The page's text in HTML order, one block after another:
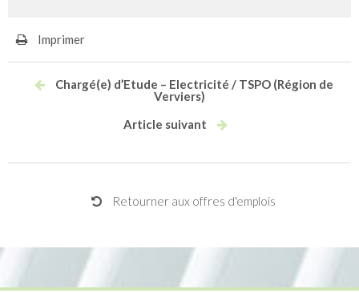
Imprimer
Chargé(e) d’Etude – Electricité / TSPO (Région de
Verviers)
Article suivant
Retourner aux offres d'emplois